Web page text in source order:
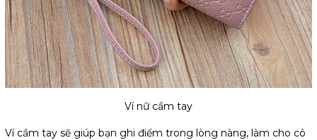
Ví nữ cầm tay
Ví cầm tay sẽ giúp bạn ghi điểm trong lòng nàng, làm cho cô